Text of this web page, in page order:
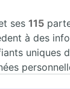
ses115
à des
uniques